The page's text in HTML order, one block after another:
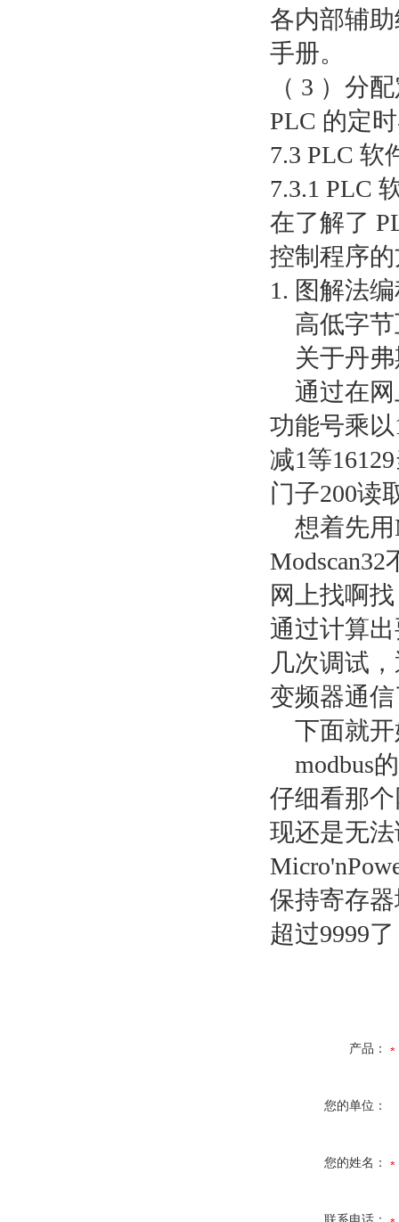
各内部辅
手册。
（ 3 ）分
PLC 的定
7.3 PLC 软
7.3.1 PLC
在了解了
控制程序
1. 图解法
高低字节
关于丹弗
通过在网
功能号乘
减1等
门子200读
想着先用
网上找啊
通过计算
几次调试
变频器通
下面就开
modbus
仔细看那
现还是无
保持寄存器
超过9999
产品：
您的单位：
您的姓名：